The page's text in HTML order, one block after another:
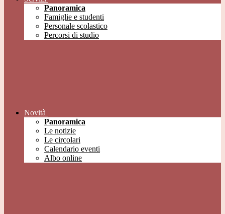
Panoramica
Famiglie e studenti
Personale scolastico
Percorsi di studio
Novità
Panoramica
Le notizie
Le circolari
Calendario eventi
Albo online